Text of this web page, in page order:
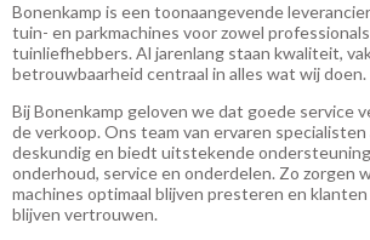
Bonenkamp is een toonaangevende
tuin- en parkmachines voor zowel
tuinliefhebbers. Al jarenlang staan kwaliteit,
betrouwbaarheid centraal in alles wat wij doen.
Bij Bonenkamp geloven we dat goede service
de verkoop. Ons team van ervaren
deskundig en biedt uitstekende
onderhoud, service en onderdelen. Zo zorgen
machines optimaal blijven presteren en
blijven vertrouwen.